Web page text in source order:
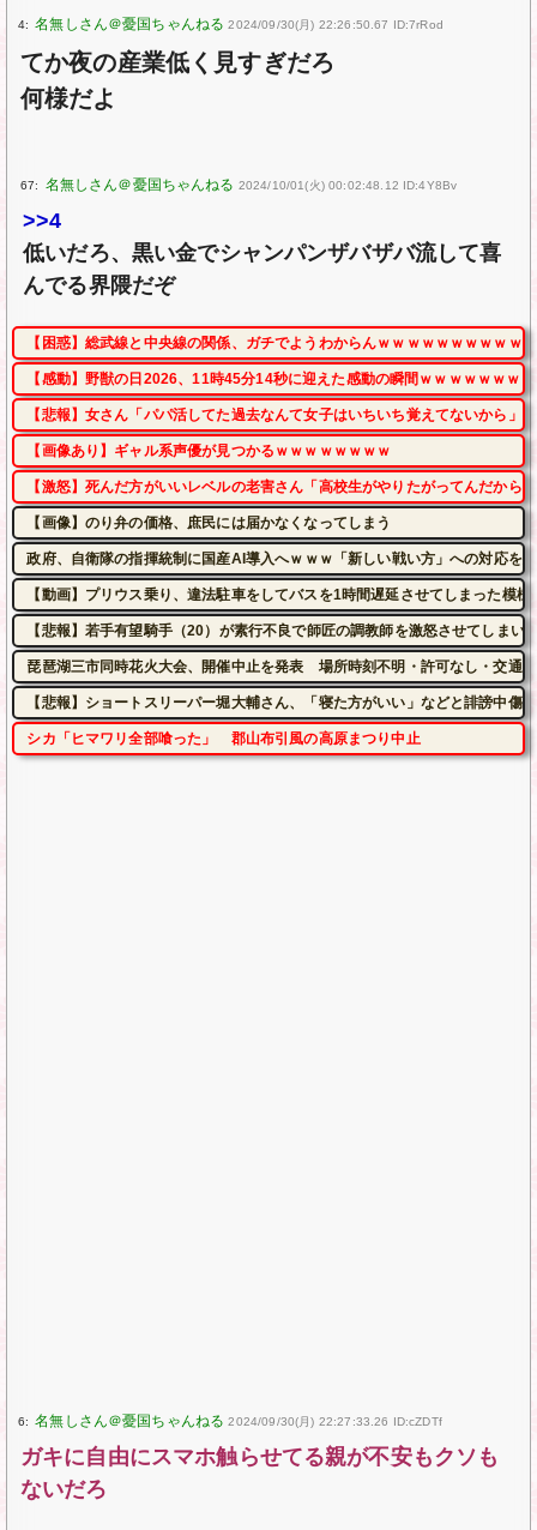
4: 2024/09/30(月) 22:26:50.67 ID:7rRod
てか夜の産業低く見すぎだろ
何様だよ
67: 2024/10/01(火) 00:02:48.12 ID:4Y8Bv
>>4
低いだろ、黒い金でシャンパンザバザバ流して喜
んでる界隈だぞ
【困惑】総武線と中央線の関係、ガチでようわからんｗｗｗｗｗｗｗｗｗｗ
【感動】野獣の日2026、11時45分14秒に迎えた感動の瞬間ｗｗｗｗｗｗｗ
【悲報】女さん「パパ活してた過去なんて女子はいちいち覚えてないから」
【画像あり】ギャル系声優が見つかるｗｗｗｗｗｗｗｗ
【激怒】死んだ方がいいレベルの老害さん「高校生がやりたがってんだから
【画像】のり弁の価格、庶民には届かなくなってしまう
政府、自衛隊の指揮統制に国産AI導入へｗｗｗ「新しい戦い方」への対応を
【動画】プリウス乗り、違法駐車をしてバスを1時間遅延させてしまった模様
【悲報】若手有望騎手（20）が素行不良で師匠の調教師を激怒させてしまい
琵琶湖三市同時花火大会、開催中止を発表 場所時刻不明・許可なし・交通
【悲報】ショートスリーパー堀大輔さん、「寝た方がいい」などと誹謗中傷
シカ「ヒマワリ全部喰った」 郡山布引風の高原まつり中止
6: 2024/09/30(月) 22:27:33.26 ID:cZDTf
ガキに自由にスマホ触らせてる親が不安もクソも
ないだろ